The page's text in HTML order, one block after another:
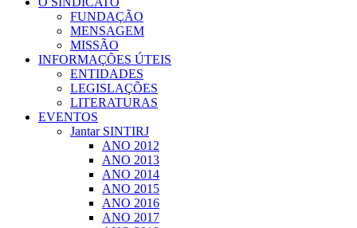
FUNDAÇÃO
MENSAGEM
MISSÃO
INFORMAÇÕES ÚTEIS
ENTIDADES
LEGISLAÇÕES
LITERATURAS
EVENTOS
Jantar SINTIRJ
ANO 2012
ANO 2013
ANO 2014
ANO 2015
ANO 2016
ANO 2017